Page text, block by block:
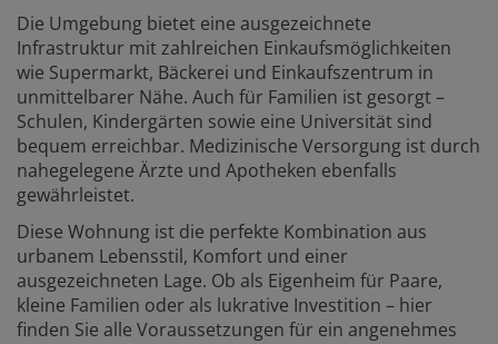
Die Umgebung bietet eine ausgezeichnete
Infrastruktur mit zahlreichen Einkaufsmöglichkeiten
wie Supermarkt, Bäckerei und Einkaufszentrum in
unmittelbarer Nähe. Auch für Familien ist gesorgt –
Schulen, Kindergärten sowie eine Universität sind
bequem erreichbar. Medizinische Versorgung ist durch
nahegelegene Ärzte und Apotheken ebenfalls
gewährleistet.
Diese Wohnung ist die perfekte Kombination aus
urbanem Lebensstil, Komfort und einer
ausgezeichneten Lage. Ob als Eigenheim für Paare,
kleine Familien oder als lukrative Investition – hier
finden Sie alle Voraussetzungen für ein angenehmes